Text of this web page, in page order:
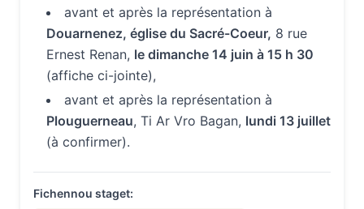
avant et après la représentation à
Douarnenez, église du Sacré-Coeur, 8 rue
Ernest Renan, le dimanche 14 juin à 15 h 30
(affiche ci-jointe),
avant et après la représentation à
Plouguerneau, Ti Ar Vro Bagan, lundi 13 juillet
(à confirmer).
Fichennou staget: